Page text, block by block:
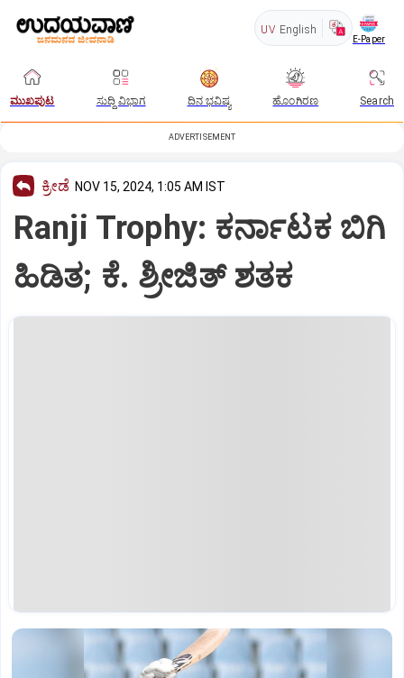
UV English
E-Paper
ಮುಖಪುಟ ಸುದ್ದಿ ವಿಭಾಗ ದಿನ ಭವಿಷ್ಯ ಹೊಂಗಿರಣ Search
ADVERTISEMENT
ಕ್ರೀಡೆ NOV 15, 2024, 1:05 AM IST
Ranji Trophy: ಕರ್ನಾಟಕ ಬಿಗಿ
ಹಿಡಿತ; ಕೆ. ಶ್ರೀಜಿತ್‌ ಶತಕ